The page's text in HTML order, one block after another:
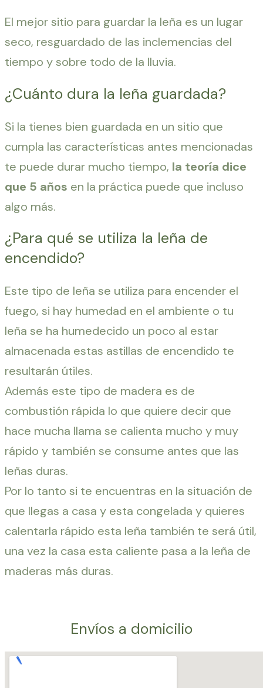
El mejor sitio para guardar la leña es un lugar
seco, resguardado de las inclemencias del
tiempo y sobre todo de la lluvia.
¿Cuánto dura la leña guardada?
Si la tienes bien guardada en un sitio que
cumpla las características antes mencionadas
te puede durar mucho tiempo, la teoría dice
que 5 años en la práctica puede que incluso
algo más.
¿Para qué se utiliza la leña de
encendido?
Este tipo de leña se utiliza para encender el
fuego, si hay humedad en el ambiente o tu
leña se ha humedecido un poco al estar
almacenada estas astillas de encendido te
resultarán útiles.
Además este tipo de madera es de
combustión rápida lo que quiere decir que
hace mucha llama se calienta mucho y muy
rápido y también se consume antes que las
leñas duras.
Por lo tanto si te encuentras en la situación de
que llegas a casa y esta congelada y quieres
calentarla rápido esta leña también te será útil,
una vez la casa esta caliente pasa a la leña de
maderas más duras.
Envíos a domicilio